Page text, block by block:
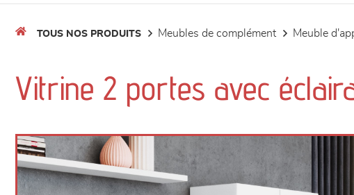
TOUS NOS PRODUITS meubles de complément meuble
Vitrine 2 portes avec